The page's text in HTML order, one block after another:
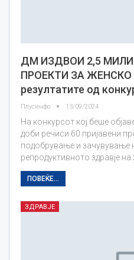
ДМ ИЗДВОИ 2,5
ПРОЕКТИ ЗА ЖЕНСКО
резултатите од
Плусинфо 13/09/2024
На конкурсот кој беше
доби речиси 60 пријавени
подобрување и зачувување
репродуктивното здравје
ПОВЕЌЕ...
ЗДРАВЈЕ